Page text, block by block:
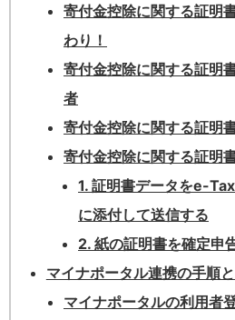
寄付金控除に関する証明
わり！
寄付金控除に関する証明
者
寄付金控除に関する証明
寄付金控除に関する証明
1. 証明書データをe-
に添付して送信する
2. 紙の証明書を確定申
マイナポータル連携の手順
マイナポータルの利用者